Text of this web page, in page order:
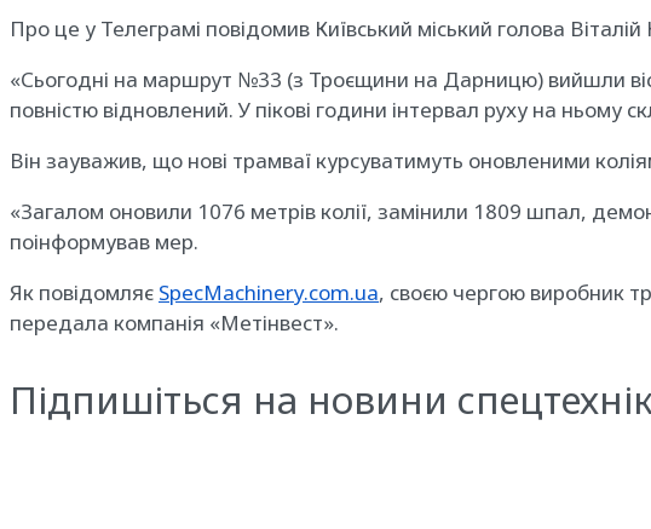
Про це у Телеграмі повідомив Київський міський голова
«Сьогодні на маршрут №33 (з Троєщини на Дарницю) вийшли
повністю відновлений. У пікові години інтервал руху на
Він зауважив, що нові трамваї курсуватимуть оновленими
«Загалом оновили 1076 метрів колії, замінили 1809 шпал,
поінформував мер.
Як повідомляє SpecMachinery.com.ua, своєю чергою виробник
передала компанія «Метінвест».
Підпишіться на новини